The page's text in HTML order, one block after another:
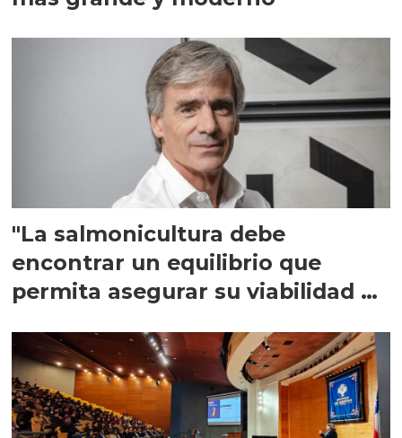
"La salmonicultura debe
encontrar un equilibrio que
permita asegurar su viabilidad de